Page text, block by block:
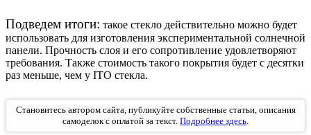
Подведем итоги: такое стекло действительно можно будет
использовать для изготовления экспериментальной солнечной
панели. Прочность слоя и его сопротивление удовлетворяют
требования. Также стоимость такого покрытия будет с десятки
раз меньше, чем у ITO стекла.
Становитесь автором сайта, публикуйте собственные статьи, описания
самоделок с оплатой за текст. Подробнее здесь.